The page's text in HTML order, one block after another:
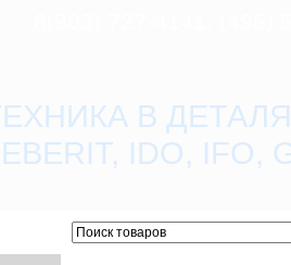
В
IDO, IFO,